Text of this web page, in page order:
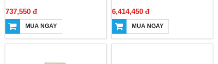
737,550 đ
MUA NGAY
6,414,450 đ
MUA NGAY